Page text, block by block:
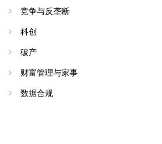
竞争与反垄断
科创
破产
财富管理与家事
数据合规